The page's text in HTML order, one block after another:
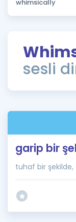
Puan
ÖSYM
İngilizce
sesli
garip bir
tuhaf bir şekilde,